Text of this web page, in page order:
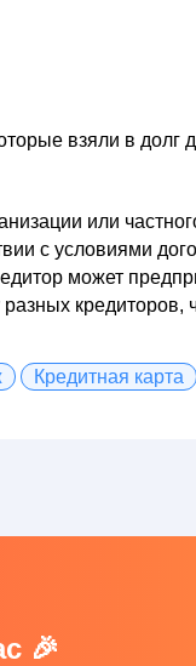
взяли в долг
или
с условиями
может
кредиторов,
Кредитная карта
🎉